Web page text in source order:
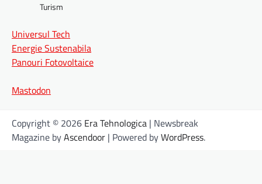
Turism
Universul Tech
Energie Sustenabila
Panouri Fotovoltaice
Mastodon
Copyright © 2026 Era Tehnologica | Newsbreak
Magazine byAscendoor | Powered byWordPress.